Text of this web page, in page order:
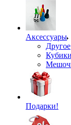
Аксессуары
Другое
Подарки!